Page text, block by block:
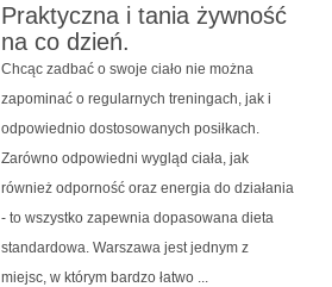
Praktyczna i tania żywność
na co dzień.
Chcąc zadbać o swoje ciało nie można
zapominać o regularnych treningach, jak i
odpowiednio dostosowanych posiłkach.
Zarówno odpowiedni wygląd ciała, jak
również odporność oraz energia do działania
- to wszystko zapewnia dopasowana dieta
standardowa. Warszawa jest jednym z
miejsc, w którym bardzo łatwo ...